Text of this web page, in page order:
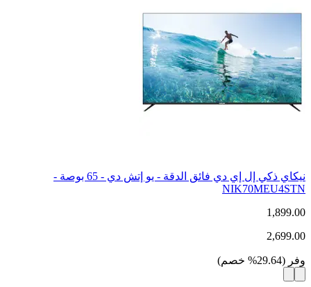
نيكاي ذكي إل إي دي فائق الدقة - يو إتش دي - 65 بوصة -
NIK70MEU4STN
1,899.00
2,699.00
وفر (
29.64
% خصم)